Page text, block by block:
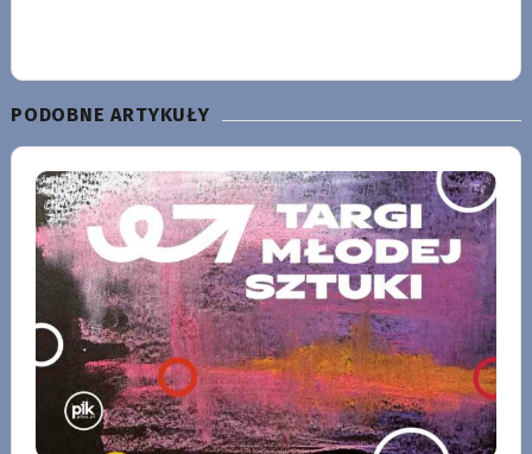
PODOBNE ARTYKUŁY